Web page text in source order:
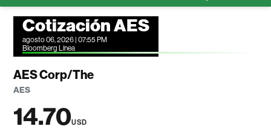
Cotización AES
agosto 06, 2026 | 07:55 PM
Bloomberg Línea
AES Corp/The
AES
14.70USD